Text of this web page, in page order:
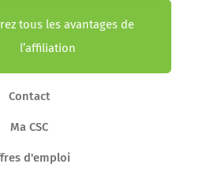
tous les avantages de
l’affiliation
Contact
Ma CSC
d'emploi